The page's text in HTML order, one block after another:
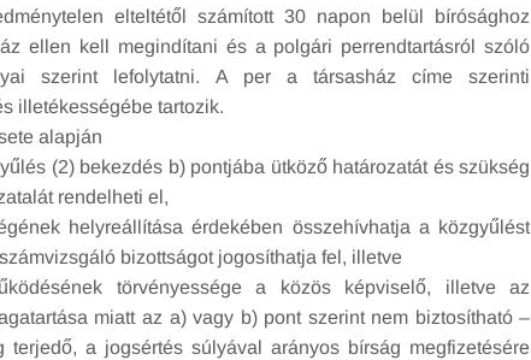
elteltétől számított 30 napon belül bírósághoz
ellen kell megindítani és a polgári perrendtartásról szóló
szerint lefolytatni. A per a társasház címe szerinti
illetékességébe tartozik.
alapján
(2) bekezdés b) pontjába ütköző határozatát és szükség
rendelheti el,
helyreállítása érdekében összehívhatja a közgyűlést
bizottságot jogosíthatja fel, illetve
törvényessége a közös képviselő, illetve az
miatt az a) vagy b) pont szerint nem biztosítható –
terjedő, a jogsértés súlyával arányos bírság megfizetésére